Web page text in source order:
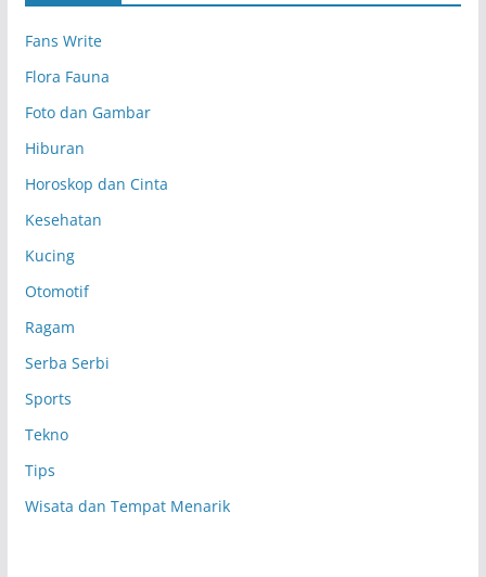
Fans Write
Flora Fauna
Foto dan Gambar
Hiburan
Horoskop dan Cinta
Kesehatan
Kucing
Otomotif
Ragam
Serba Serbi
Sports
Tekno
Tips
Wisata dan Tempat Menarik